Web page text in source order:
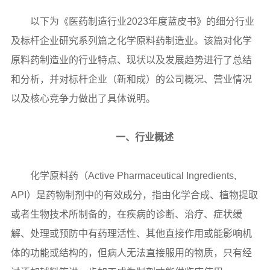
以下为《医药制造行业2023年度蓝皮书》的细分行业
及标杆企业研究系列篇之化学原料药制造业。该篇对化学
原料药制造业的行业特点、现状以及发展趋势进行了总结
和分析，并对标杆企业（新和成）的公司概况、营业情况
以及核心竞争力做出了具体说明。
一、行业概述
化学原料药（Active Pharmaceutical Ingredients,
API）是药物制剂中的有效成分，指由化学合成、植物提取
或者生物技术所制备的，在疾病的诊断、治疗、症状缓
解、处理或预防中有药理活性、其他直接作用或能影响机
体的功能或结构的，但病人无法直接服用的物质，只有经